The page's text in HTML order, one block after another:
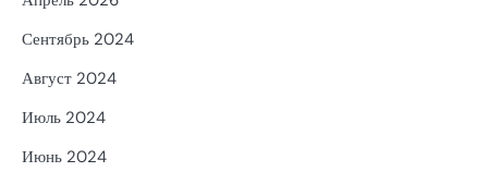
Сентябрь 2024
Август 2024
Июль 2024
Июнь 2024